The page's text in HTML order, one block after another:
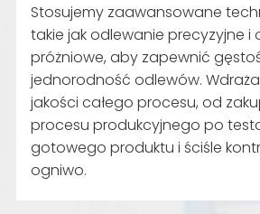
Stosujemy zaawansowane
takie jak odlewanie precyzyjne i
próżniowe, aby zapewnić
jednorodność odlewów.
jakości całego procesu, od
procesu produkcyjnego po
gotowego produktu i ściśle
ogniwo.